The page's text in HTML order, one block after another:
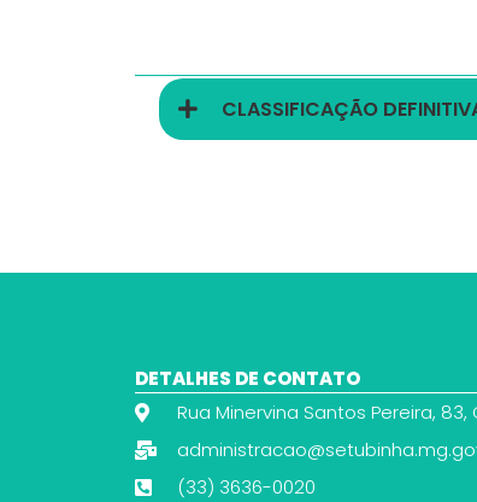
CLASSIFICAÇÃO
DETALHES DE CONTATO
Rua Minervina Santos Pereira,
(33) 3636-0020